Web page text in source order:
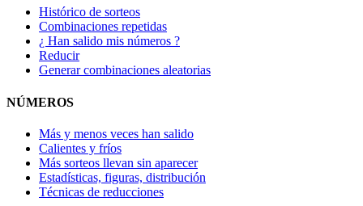
Histórico de sorteos
Combinaciones repetidas
¿ Han salido mis números ?
Reducir
Generar combinaciones aleatorias
NÚMEROS
Más y menos veces han salido
Calientes y fríos
Más sorteos llevan sin aparecer
Estadísticas, figuras, distribución
Técnicas de reducciones